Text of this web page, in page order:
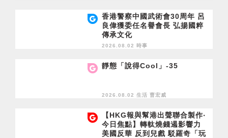
香港警察中國武術會30周年 呂
良偉獲委任名譽會長 弘揚國粹
傳承文化
2026.08.02 時事
靜態「說得Cool」-35
2026.08.02 生活 曹宏威
【HKG報與幫港出聲聯合製作‧
今日焦點】轉軚燒錢遏影響力
美國反華 反到兒戲 駁羅奇「玩